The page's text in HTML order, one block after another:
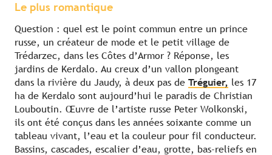
Le plus romantique
Question : quel est le point commun entre un prince
russe, un créateur de mode et le petit village de
Trédarzec, dans les Côtes d’Armor ? Réponse, les
jardins de Kerdalo. Au creux d’un vallon plongeant
dans la rivière du Jaudy, à deux pas de Tréguier, les 17
ha de Kerdalo sont aujourd’hui le paradis de Christian
Louboutin. Œuvre de l’artiste russe Peter Wolkonski,
ils ont été conçus dans les années soixante comme un
tableau vivant, l’eau et la couleur pour fil conducteur.
Bassins, cascades, escalier d’eau, grotte, bas-reliefs en